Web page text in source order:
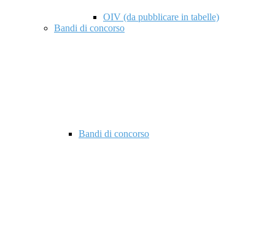
OIV (da pubblicare in tabelle)
Bandi di concorso
Bandi di concorso